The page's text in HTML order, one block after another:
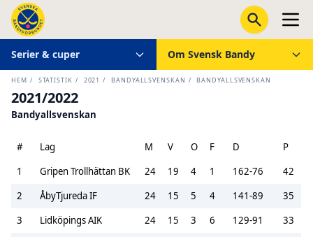
Serier & cuper Om Svensk Bandy
HEM / STATISTIK / 2021 / BANDYALLSVENSKAN / BANDYALLSVENSKAN
2021/2022
Bandyallsvenskan
# Lag M V O F D
P
1
Gripen Trollhättan BK 24 19 4 1 162-76
42
2
ÅbyTjureda IF 24 15 5 4 141-89
35
3
Lidköpings AIK 24 15 3 6 129-91
33